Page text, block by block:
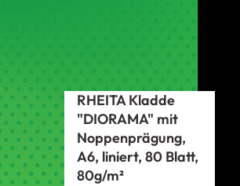
mit Noppenprägung, A6, liniert, 80
RHEITA Kladde
"DIORAMA" mit
Noppenprägung,
A6, liniert, 80 Blatt,
80g/m²